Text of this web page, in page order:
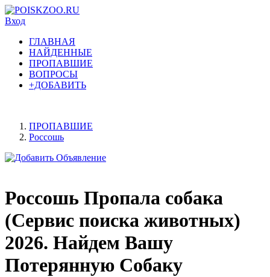
Вход
ГЛАВНАЯ
НАЙДЕННЫЕ
ПРОПАВШИЕ
ВОПРОСЫ
+ДОБАВИТЬ
ПРОПАВШИЕ
Россошь
Россошь Пропала собака
(Сервис поиска животных)
2026. Найдем Вашу
Потерянную Собаку